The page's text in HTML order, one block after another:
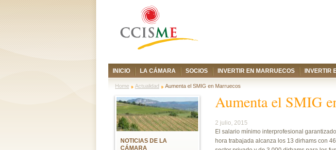
INICIO LA CÁMARA SOCIOS INVERTIR EN MARRUECOS INVERTIR
Home Actualidad Aumenta el SMIG en Marruecos
Aumenta el SMIG
2 julio, 2015
El salario mínimo interprofesional
hora trabajada alcanza los 13 dirhams con
NOTICIAS DE LA
CÁMARA